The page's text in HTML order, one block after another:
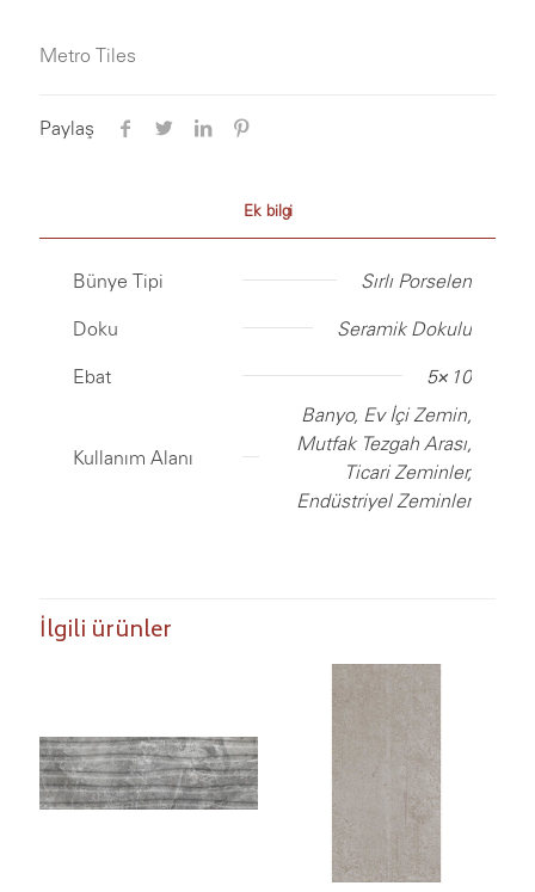
Metro Tiles
Paylaş
Ek bilgi
Bünye Tipi Sırlı Porselen
Doku Seramik Dokulu
Ebat 5×10
Kullanım Alanı
Banyo, Ev İçi Zemin,
Mutfak Tezgah Arası,
Ticari Zeminler,
Endüstriyel Zeminler
İlgili ürünler